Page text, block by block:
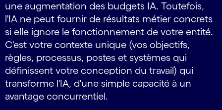
une augmentation des budgets IA. Toutefois,
l'IA ne peut fournir de résultats métier concrets
si elle ignore le fonctionnement de votre entité.
C'est votre contexte unique (vos objectifs,
règles, processus, postes et systèmes qui
définissent votre conception du travail) qui
transforme l'IA, d'une simple capacité à un
avantage concurrentiel.